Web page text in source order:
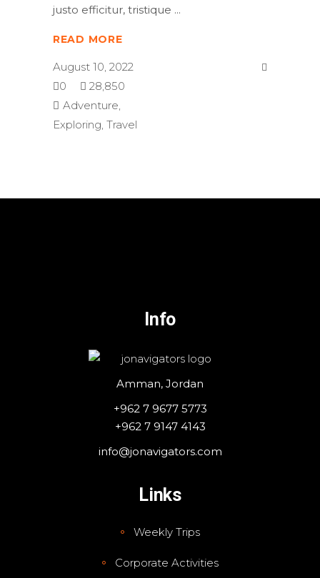
justo efficitur, tristique
READ MORE
August 10, 2022
0
28,850
Adventure,
Exploring, Travel
Info
Amman, Jordan
+962 7 9677 5773
+962 7 9147 4143
info@jonavigators.com
Links
Weekly Trips
Corporate Activities